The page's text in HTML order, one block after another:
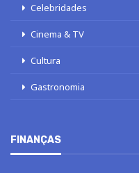
Celebridades
Cinema & TV
Cultura
Gastronomia
FINANÇAS